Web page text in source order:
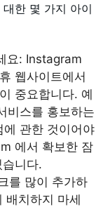
한 몇 가지 아이
요: Instagram
웹사이트에서
중요합니다. 예
비스를 홍보하는
에 관한 것이어야
에서 확보한 잠
니다.
를 많이 추가하
배치하지 마세